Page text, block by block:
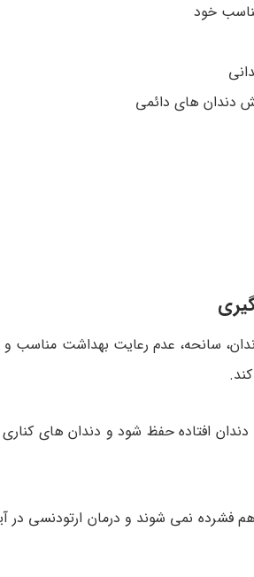
خود
دندان های دائمی
سانحه، عدم رعایت بهداشت مناسب و یا
افتاده حفظ شود و دندان های
نمی شوند و درمان ارتودنسی در